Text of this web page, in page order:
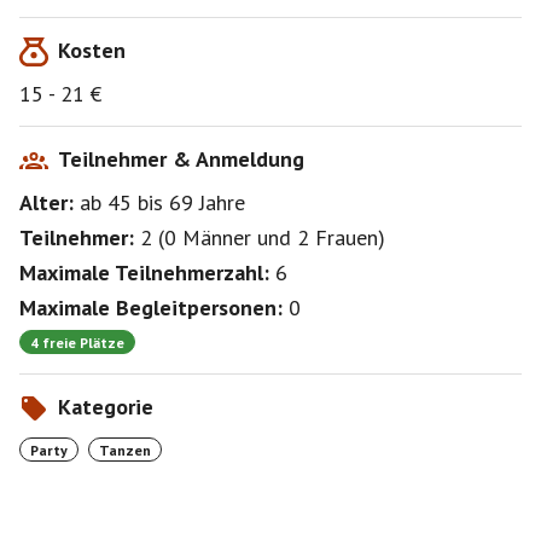
Kosten
15 - 21 €
Teilnehmer & Anmeldung
Alter: ab 45 bis 69Jahre
Teilnehmer: 2 (0 Männer und 2 Frauen)
Maximale Teilnehmerzahl: 6
Maximale Begleitpersonen: 0
4 freie Plätze
Kategorie
Party Tanzen